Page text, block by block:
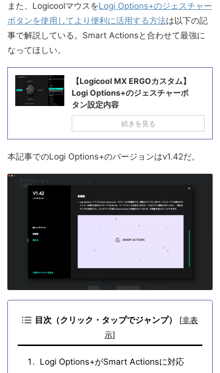
また、LogicoolマウスをLogi Options+のジェスチャー
ボタンを使用してより便利に活用する方法は以下の記
事で解説している。Smart Actionsと合わせて最強に
なってほしい。
【Logicool MX ERGOカスタム】
Logi Options+のジェスチャーボ
タン設定内容
続きを見る
本記事でのLogi Options+のバージョンはv1.42だ。
目次（クリック・タップでジャンプ） [非表
示]
Logi Options+がSmart Actionsに対応